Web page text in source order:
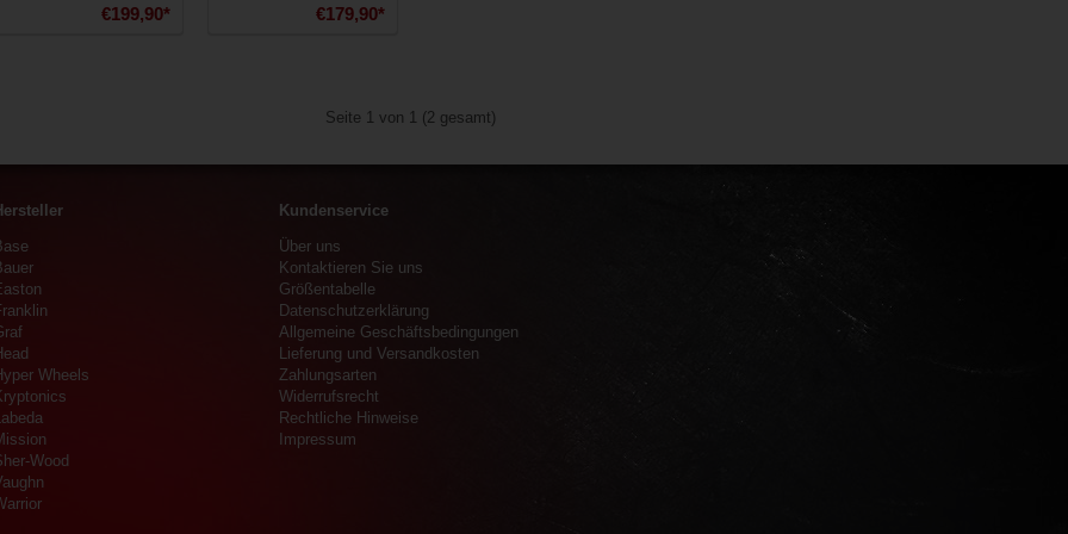
€199,90* €179,90*
Seite 1 von 1 (2 gesamt)
Wheels
Wood
Kundenservice
Über uns
Kontaktieren Sie uns
Größentabelle
Datenschutzerklärung
Allgemeine Geschäftsbedingungen
Lieferung und Versandkosten
Zahlungsarten
Widerrufsrecht
Rechtliche Hinweise
Impressum